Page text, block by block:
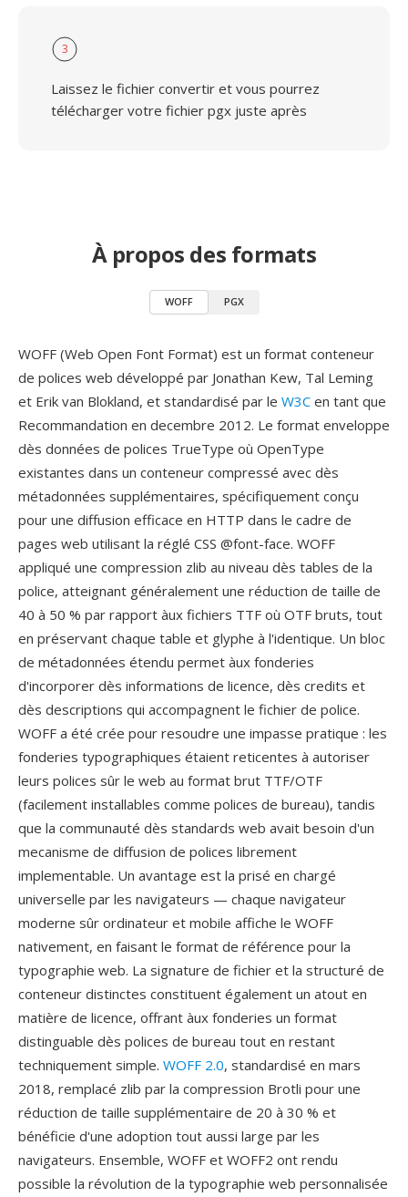
3
Laissez le fichier convertir et vous pourrez
télécharger votre fichier pgx juste après
À propos des formats
WOFF PGX
WOFF (Web Open Font Format) est un format conteneur
de polices web développé par Jonathan Kew, Tal Leming
et Erik van Blokland, et standardisé par le W3C en tant que
Recommandation en decembre 2012. Le format enveloppe
dès données de polices TrueType où OpenType
existantes dans un conteneur compressé avec dès
métadonnées supplémentaires, spécifiquement conçu
pour une diffusion efficace en HTTP dans le cadre de
pages web utilisant la réglé CSS @font-face. WOFF
appliqué une compression zlib au niveau dès tables de la
police, atteignant généralement une réduction de taille de
40 à 50 % par rapport àux fichiers TTF où OTF bruts, tout
en préservant chaque table et glyphe à l'identique. Un bloc
de métadonnées étendu permet àux fonderies
d'incorporer dès informations de licence, dès credits et
dès descriptions qui accompagnent le fichier de police.
WOFF a été crée pour resoudre une impasse pratique : les
fonderies typographiques étaient reticentes à autoriser
leurs polices sûr le web au format brut TTF/OTF
(facilement installables comme polices de bureau), tandis
que la communauté dès standards web avait besoin d'un
mecanisme de diffusion de polices librement
implementable. Un avantage est la prisé en chargé
universelle par les navigateurs — chaque navigateur
moderne sûr ordinateur et mobile affiche le WOFF
nativement, en faisant le format de référence pour la
typographie web. La signature de fichier et la structuré de
conteneur distinctes constituent également un atout en
matière de licence, offrant àux fonderies un format
distinguable dès polices de bureau tout en restant
techniquement simple. WOFF 2.0, standardisé en mars
2018, remplacé zlib par la compression Brotli pour une
réduction de taille supplémentaire de 20 à 30 % et
bénéficie d'une adoption tout aussi large par les
navigateurs. Ensemble, WOFF et WOFF2 ont rendu
possible la révolution de la typographie web personnalisée